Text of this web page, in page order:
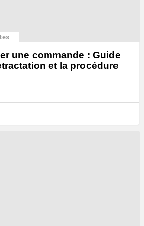
une commande : Guide
et la procédure